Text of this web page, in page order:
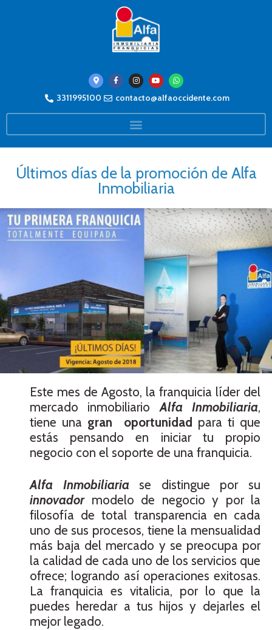
3311995100 contacto@alfaoccidente.com
Últimos días de la promoción de Alfa
Inmobiliaria
Este mes de Agosto, la franquicia líder del
mercado inmobiliarioAlfa Inmobiliaria,
tiene una gran oportunidad para ti que
estás pensando en iniciar tu propio
negocio con el soporte de una franquicia.
Alfa Inmobiliariase distingue por su
innovadormodelo de negocio y por la
filosofía de total transparencia en cada
uno de sus procesos, tiene la mensualidad
más baja del mercado y se preocupa por
la calidad de cada uno de los servicios que
ofrece; logrando así operaciones exitosas.
La franquicia es vitalicia, por lo que la
puedes heredar a tus hijos y dejarles el
mejor legado.